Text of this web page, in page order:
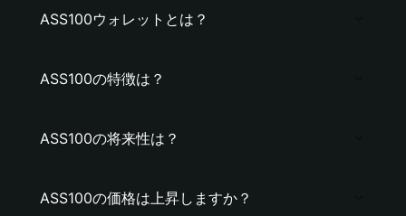
ASS100ウォレットとは？
ASS100の特徴は？
ASS100の将来性は？
ASS100の価格は上昇しますか？